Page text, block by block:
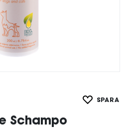
SPARA
Schampo